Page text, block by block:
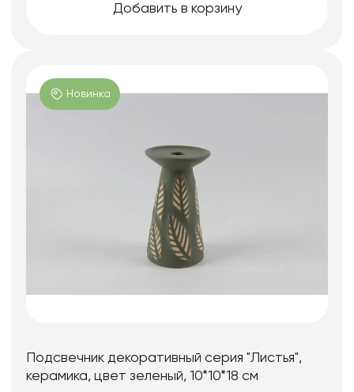
Добавить в корзину
Новинка
Подсвечник декоративный серия "Листья",
керамика, цвет зеленый, 10*10*18 см